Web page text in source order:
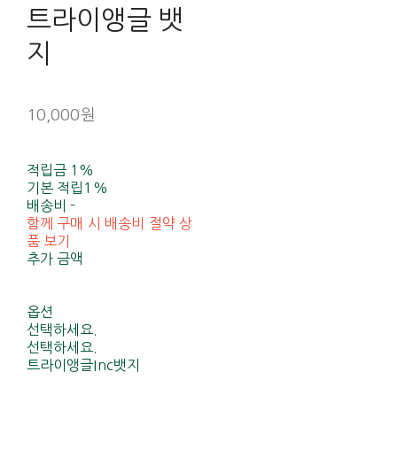
트라이앵글 뱃
지
10,000원
적립금 1%
기본 적립 1%
배송비-
함께 구매 시 배송비 절약 상
품 보기
추가 금액
옵션
선택하세요.
선택하세요.
트라이앵글Inc뱃지